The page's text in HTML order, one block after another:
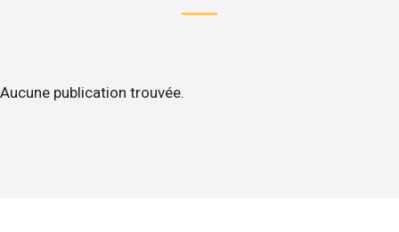
Aucune publication trouvée.